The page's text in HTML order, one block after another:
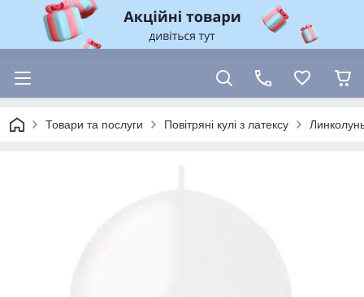
Товари та послуги Повітряні кулі з латексу